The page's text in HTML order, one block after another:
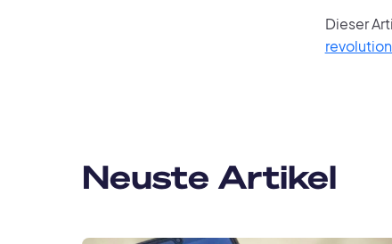
Dieser
Neuste Artikel